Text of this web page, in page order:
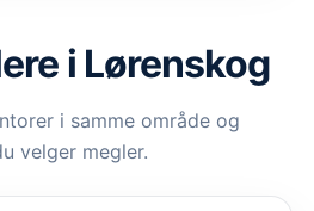
i Lørenskog
i samme område og
velger megler.